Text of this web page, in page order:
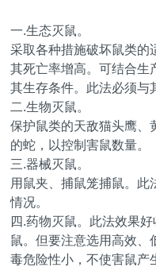
一.生态灭鼠。
采取各种措施破坏鼠类的
其死亡率增高。可结合生
其生存条件。此法必须与
二.生物灭鼠。
保护鼠类的天敌猫头鹰、
的蛇，以控制害鼠数量。
三.器械灭鼠。
用鼠夹、捕鼠笼捕鼠。此
情况。
四.药物灭鼠。此法效果
鼠。但要注意选用高效、
毒危险性小，不使害鼠产